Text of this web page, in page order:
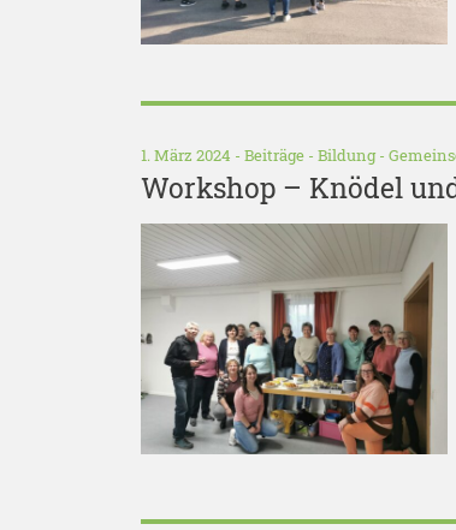
1. März 2024 - Beiträge - Bildung-
Workshop – Knödel